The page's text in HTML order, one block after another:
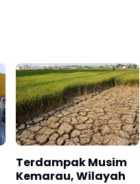
Terdampak Musim
Kemarau, Wilayah